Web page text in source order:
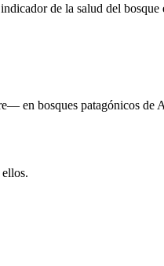
de la salud del bosque
en bosques patagónicos